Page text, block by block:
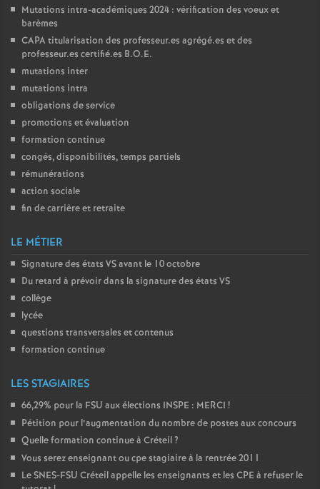
Mutations intra-académiques 2024 : vérification des voeux et
barèmes
CAPAtitularisation des professeur.es agrégé.es et des
professeur.es certifié.es B.O.E.
mutations inter
mutations intra
obligations de service
promotions et évaluation
formation continue
congés, disponibilités, temps partiels
rémunérations
action sociale
fin de carrière et retraite
LE MÉTIER
Signature des états VSavant le 10 octobre
Du retard à prévoir dans la signature des états VS
collège
lycée
questions transversales et contenus
formation continue
LES STAGIAIRES
66,29% pour la FSU aux élections INSPE : MERCI !
Pétition pour l’augmentation du nombre de postes aux concours
Quelle formation continue à Créteil?
Vous serez enseignant ou cpe stagiaire à la rentrée 2011
LeSNES-FSU Créteil appelle les enseignants et les CPE à refuser le